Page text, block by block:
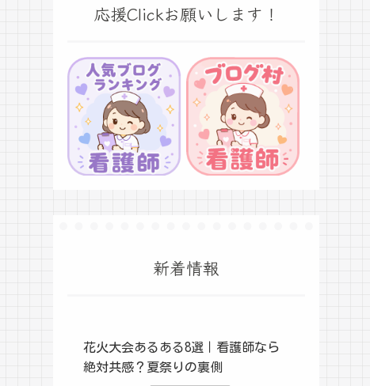
応援Clickお願いします！
新着情報
花火大会あるある8選｜看護師なら
絶対共感？夏祭りの裏側